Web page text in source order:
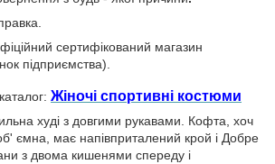
сертифікований магазин
підприємства).
Жіночі спортивні костюми
худі з довгими рукавами. Кофта, хоч
ємна, має напівприталений крой і Добре
з двома кишенями спереду і